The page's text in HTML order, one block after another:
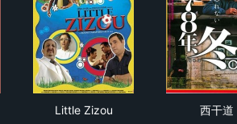
Little Zizou 西干道